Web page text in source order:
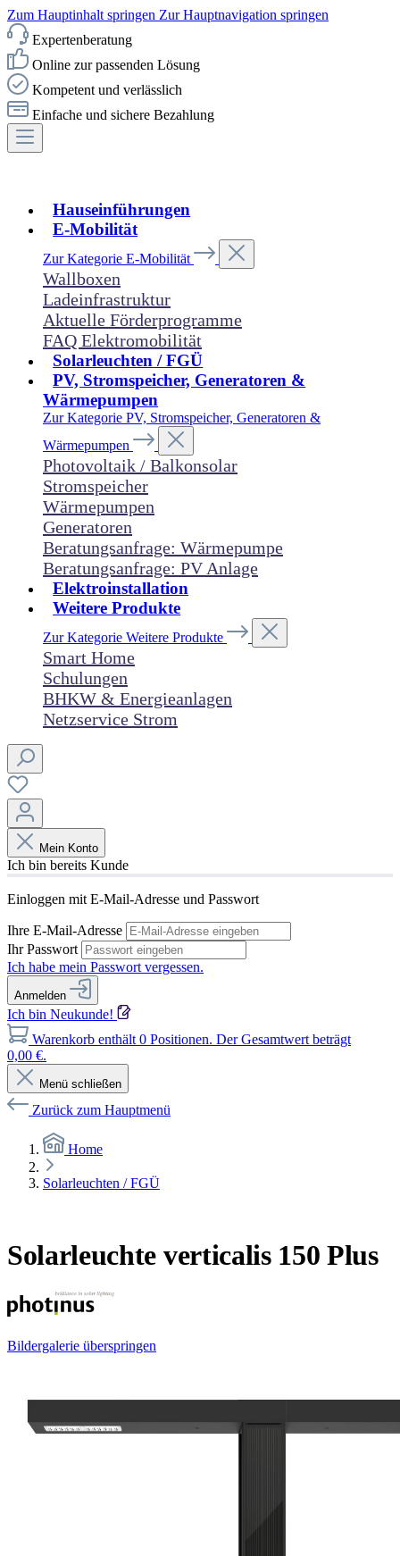
Zum Hauptinhalt springen Zur Hauptnavigation springen
Expertenberatung
Online zur passenden Lösung
Kompetent und verlässlich
Einfache und sichere Bezahlung
Hauseinführungen
E-Mobilität
Zur Kategorie E-Mobilität
Wallboxen
Ladeinfrastruktur
Aktuelle Förderprogramme
FAQ Elektromobilität
Solarleuchten / FGÜ
PV, Stromspeicher, Generatoren &
Wärmepumpen
Zur Kategorie PV, Stromspeicher, Generatoren &
Wärmepumpen
Photovoltaik / Balkonsolar
Stromspeicher
Wärmepumpen
Generatoren
Beratungsanfrage: Wärmepumpe
Beratungsanfrage: PV Anlage
Elektroinstallation
Weitere Produkte
Zur Kategorie Weitere Produkte
Smart Home
Schulungen
BHKW & Energieanlagen
Netzservice Strom
Mein Konto
Ich bin bereits Kunde
Einloggen mit E-Mail-Adresse und Passwort
Ihre E-Mail-Adresse
Ihr Passwort
Ich habe mein Passwort vergessen.
Anmelden
Ich bin Neukunde!
Warenkorb enthält 0 Positionen. Der Gesamtwert beträgt
0,00 €.
Menü schließen
Zurück zum Hauptmenü
Home
Solarleuchten / FGÜ
Solarleuchte verticalis 150 Plus
Bildergalerie überspringen